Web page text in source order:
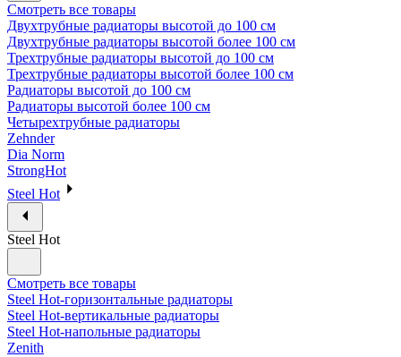
Смотреть все товары
Двухтрубные радиаторы высотой до 100 см
Двухтрубные радиаторы высотой более 100 см
Трехтрубные радиаторы высотой до 100 см
Трехтрубные радиаторы высотой более 100 см
Радиаторы высотой до 100 см
Радиаторы высотой более 100 см
Четырехтрубные радиаторы
Zehnder
Dia Norm
StrongHot
Steel Hot
Steel Hot
Смотреть все товары
Steel Hot-горизонтальные радиаторы
Steel Hot-вертикальные радиаторы
Steel Hot-напольные радиаторы
Zenith